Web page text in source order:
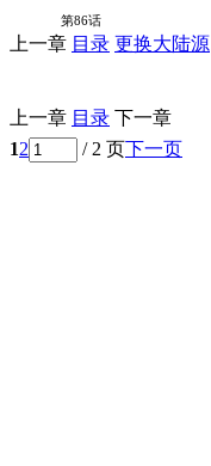
第86话
上一章 目录 更换大陆源
上一章 目录 下一章
12 / 2 页下一页